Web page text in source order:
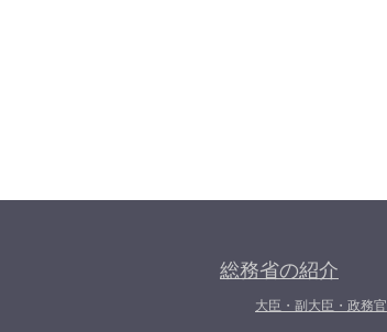
総務省の紹介
大臣・副大臣・政務官